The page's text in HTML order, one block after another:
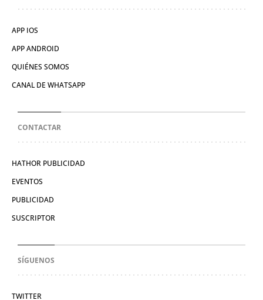
APP IOS
APP ANDROID
QUIÉNES SOMOS
CANAL DE WHATSAPP
CONTACTAR
HATHOR PUBLICIDAD
EVENTOS
PUBLICIDAD
SUSCRIPTOR
SÍGUENOS
TWITTER